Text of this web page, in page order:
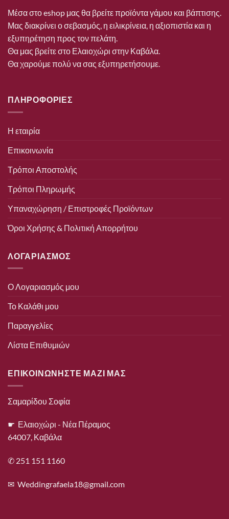
Μέσα στο eshop μας θα βρείτε προϊόντα γάμου και βάπτισης.
Μας διακρίνει ο σεβασμός, η ειλικρίνεια, η αξιοπιστία και η
εξυπηρέτηση προς τον πελάτη.
Θα μας βρείτε στο Ελαιοχώρι στην Καβάλα.
Θα χαρούμε πολύ να σας εξυπηρετήσουμε.
ΠΛΗΡΟΦΟΡΙΕΣ
Η εταιρία
Επικοινωνία
Τρόποι Αποστολής
Τρόποι Πληρωμής
Υπαναχώρηση / Επιστροφές Προϊόντων
Όροι Χρήσης & Πολιτική Απορρήτου
ΛΟΓΑΡΙΑΣΜΟΣ
Ο Λογαριασμός μου
Το Καλάθι μου
Παραγγελίες
Λίστα Επιθυμιών
ΕΠΙΚΟΙΝΩΝΗΣΤΕ ΜΑΖΙ ΜΑΣ
Σαμαρίδου Σοφία
☛ Ελαιοχώρι - Νέα Πέραμος
64007, Καβάλα
✆ 251 151 1160
✉ Weddingrafaela18@gmail.com